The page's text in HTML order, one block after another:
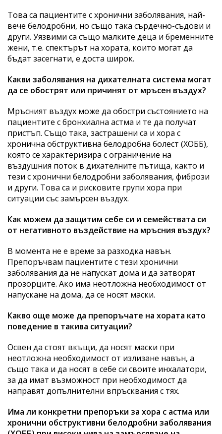
Това са пациентите с хронични заболявания, най-
вече белодробни, но също така сърдечно-съдови и
други. Уязвими са също малките деца и бременните
жени, т.е. спектърът на хората, които могат да
бъдат засегнати, е доста широк.
Какви заболявания на дихателната система могат
да се обострят или причинят от мръсен въздух?
Мръсният въздух може да обостри състоянието на
пациентите с бронхиална астма и те да получат
пристъп. Също така, застрашени са и хора с
хронична обструктивна белодробна болест (ХОББ),
която се характеризира с ограничение на
въздушния поток в дихателните пътища, както и
тези с хронични белодробни заболявания, фибрози
и други. Това са и рисковите групи хора при
ситуации със замърсен въздух.
Как можем да защитим себе си и семействата си
от негативното въздействие на мръсния въздух?
В момента не е време за разходка навън.
Препоръчвам пациентите с тези хронични
заболявания да не напускат дома и да затворят
прозорците. Ако има неотложна необходимост от
напускане на дома, да се носят маски.
Какво още може да препоръчате на хората като
поведение в такива ситуации?
Освен да стоят вкъщи, да носят маски при
неотложна необходимост от излизане навън, а
също така и да носят в себе си своите инхалатори,
за да имат възможност при необходимост да
направят допълнителни впръсквания с тях.
Има ли конкретни препоръки за хора с астма или
хронични обструктивни белодробни заболявания